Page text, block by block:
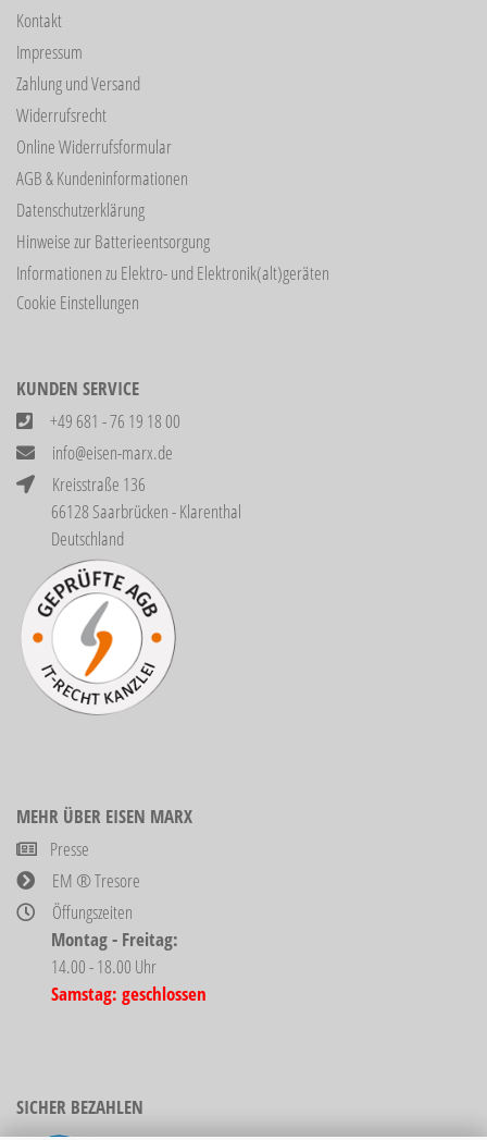
Kontakt
Impressum
Zahlung und Versand
Widerrufsrecht
Online Widerrufsformular
AGB & Kundeninformationen
Datenschutzerklärung
Hinweise zur Batterieentsorgung
Informationen zu Elektro- und Elektronik(alt)geräten
Cookie Einstellungen
KUNDEN SERVICE
+49 681 - 76 19 18 00
info@eisen-marx.de
Kreisstraße 136
66128 Saarbrücken - Klarenthal
Deutschland
MEHR ÜBER EISEN MARX
Presse
EM ® Tresore
Öffungszeiten
Montag - Freitag:
14.00 - 18.00 Uhr
Samstag: geschlossen
SICHER BEZAHLEN